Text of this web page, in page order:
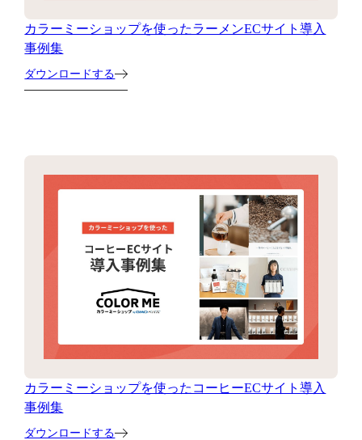
カラーミーショップを使ったラーメンECサイト導入
事例集
ダウンロードする
カラーミーショップを使ったコーヒーECサイト導入
事例集
ダウンロードする